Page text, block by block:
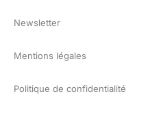
Newsletter
Mentions légales
Politique de confidentialité